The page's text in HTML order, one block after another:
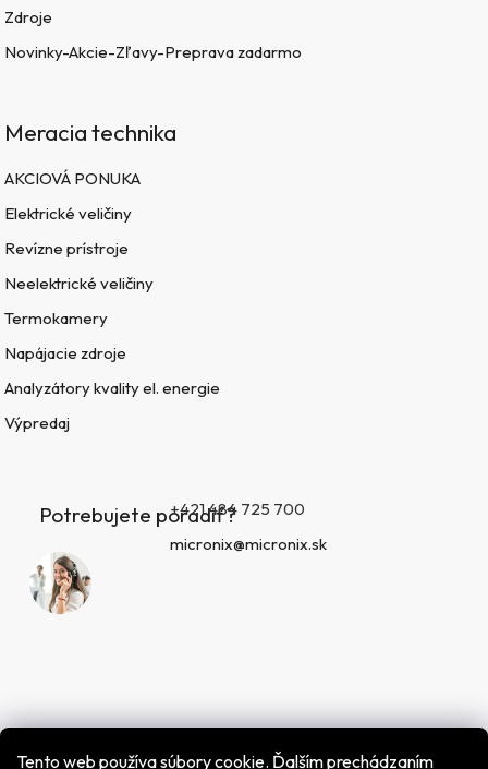
Tento web používa súbory cookie. Ďalším prechádzaním
Zdroje
Novinky-Akcie-Zľavy-Preprava zadarmo
Meracia technika
AKCIOVÁ PONUKA
Elektrické veličiny
Revízne prístroje
Neelektrické veličiny
Termokamery
Napájacie zdroje
Analyzátory kvality el. energie
Výpredaj
Potrebujete poradiť?+421 484 725 700
micronix@micronix.sk